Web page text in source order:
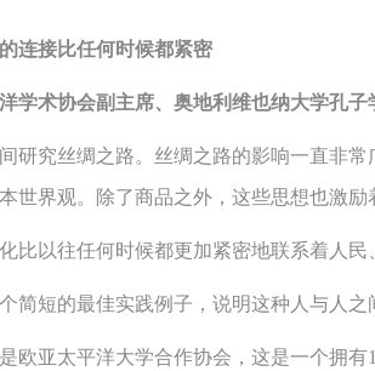
接比任何时候都紧密
协会副主席、奥地利维也纳大学孔子
究丝绸之路。丝绸之路的影响一直非常
世界观。除了商品之外，这些思想也激
以往任何时候都更加紧密地联系着人民
短的最佳实践例子，说明这种人与人之
亚太平洋大学合作协会，这是一个拥有